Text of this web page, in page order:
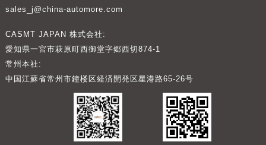
sales_j@china-automore.com
CASMT JAPAN 株式会社:
愛知県一宮市萩原町西御堂字郷西切874-1
常州本社:
中国江蘇省常州市鐘楼区経済開発区星港路65-26号